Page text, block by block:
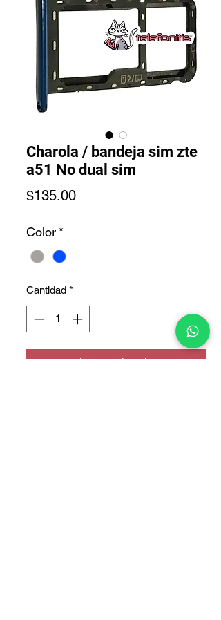
Charola / bandeja sim zte
a51 No dual sim
$135.00Precio
Color *
Cantidad *
Agregar al carrito